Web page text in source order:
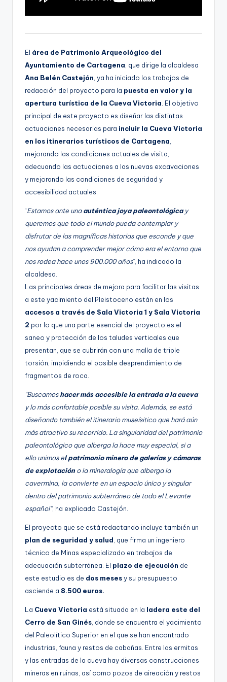
El área de Patrimonio Arqueológico del
Ayuntamiento de Cartagena , que dirige la alcaldesa
Ana Belén Castejón , ya ha iniciado los trabajos de
redacción del proyecto para la puesta en valor y la
apertura turística de la Cueva Victoria . El objetivo
principal de este proyecto es diseñar las distintas
actuaciones necesarias para incluir la Cueva Victoria
en los itinerarios turísticos de Cartagena
mejorando las condiciones actuales de visita,
adecuando las actuaciones a las nuevas excavaciones
y mejorando las condiciones de seguridad y
accesibilidad actuales.
“Estamos ante unaauténtica joya paleontológicay
queremos que todo el mundo pueda contemplar y
disfrutar de las magníficas historias que esconde y que
nos ayudan a comprender mejor cómo era el entorno que
nos rodea hace unos 900.000 años”, ha indicado la
alcaldesa.
Las principales áreas de mejora para facilitar las visitas
a este yacimiento del Pleistoceno están en los
accesos a través de Sala Victoria 1 y Sala Victoria
2 por lo que una parte esencial del proyecto es el
saneo y protección de los taludes verticales que
presentan, que se cubrirán con una malla de triple
torsión, impidiendo el posible desprendimiento de
fragmentos de roca.
“Buscamoshacer más accesible la entrada a la cueva
y lo más confortable posible su visita. Además, se está
diseñando también el itinerario museísitico que hará aún
más atractivo su recorrido. La singularidad del patrimonio
paleontológico que alberga la hace muy especial, si a
ello unimos el patrimonio minero de galerías y cámaras
de explotación o la mineralogía que alberga la
cavermina, la convierte en un espacio único y singular
dentro del patrimonio subterráneo de todo el Levante
español”, ha explicado Castejón.
El proyecto que se está redactando incluye también un
plan de seguridad y salud , que firma un ingeniero
técnico de Minas especializado en trabajos de
adecuación subterránea. El plazo de ejecución de
este estudio es de dos mesesy su presupuesto
asciende a 8.500 euros.
La Cueva Victoria está situada en la ladera este del
Cerro de San Ginés , donde se encuentra el yacimiento
del Paleolítico Superior en el que se han encontrado
industrias, fauna y restos de cabañas. Entre las ermitas
y las entradas de la cueva hay diversas construcciones
mineras en ruinas, así como pozos de aireación y restos